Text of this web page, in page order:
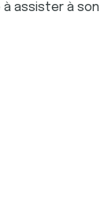
assister à son